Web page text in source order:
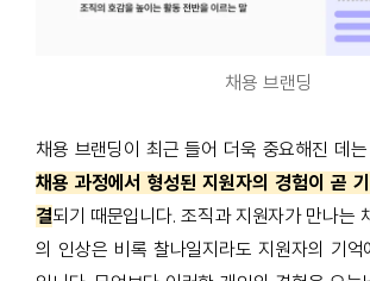
채용 브랜딩
채용 브랜딩이 최근 들어 더욱 중요해진 데
채용 과정에서 형성된 지원자의 경험이 곧
결되기 때문입니다. 조직과 지원자가 만나는
의 인상은 비록 찰나일지라도 지원자의 기억